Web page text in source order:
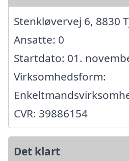
Stenkløvervej 6, 8830
Ansatte: 0
Startdato: 01.
Virksomhedsform:
CVR: 39886154
Det klart